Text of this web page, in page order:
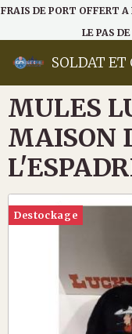
FRAIS DE PORT OFFERT
LE PAS
SOLDAT
MULES
MAISON
Destockage